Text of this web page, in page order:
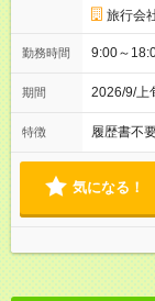
旅行会
勤務時間 9:00～
期間 2026/9/上
特徴 履歴書不
気になる！